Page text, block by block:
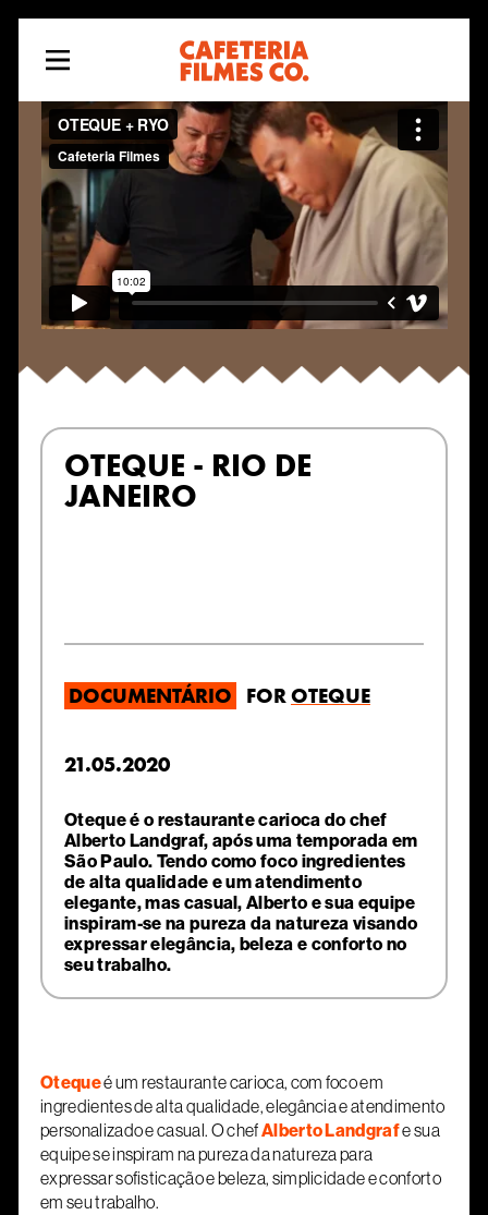
OTEQUE - RIO DE
JANEIRO
DOCUMENTÁRIO FOROTEQUE
21.05.2020
Oteque é o restaurante carioca do chef
Alberto Landgraf, após uma temporada em
São Paulo. Tendo como foco ingredientes
de alta qualidade e um atendimento
elegante, mas casual, Alberto e sua equipe
inspiram-se na pureza da natureza visando
expressar elegância, beleza e conforto no
seu trabalho.
Otequeé um restaurante carioca, com foco em
ingredientes de alta qualidade, elegância e atendimento
personalizado e casual. O chefAlberto Landgrafe sua
equipe se inspiram na pureza da natureza para
expressar sofisticação e beleza, simplicidade e conforto
em seu trabalho.